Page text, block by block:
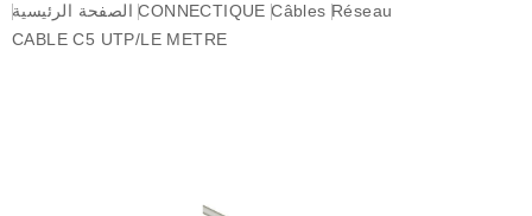
الصفحة الرئيسية CONNECTIQUE Câbles Réseau
CABLE C5 UTP/LE METRE